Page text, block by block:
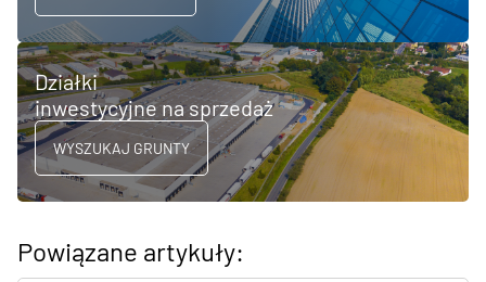
Działki
inwestycyjne na sprzedaż
WYSZUKAJ GRUNTY
Powiązane artykuły: